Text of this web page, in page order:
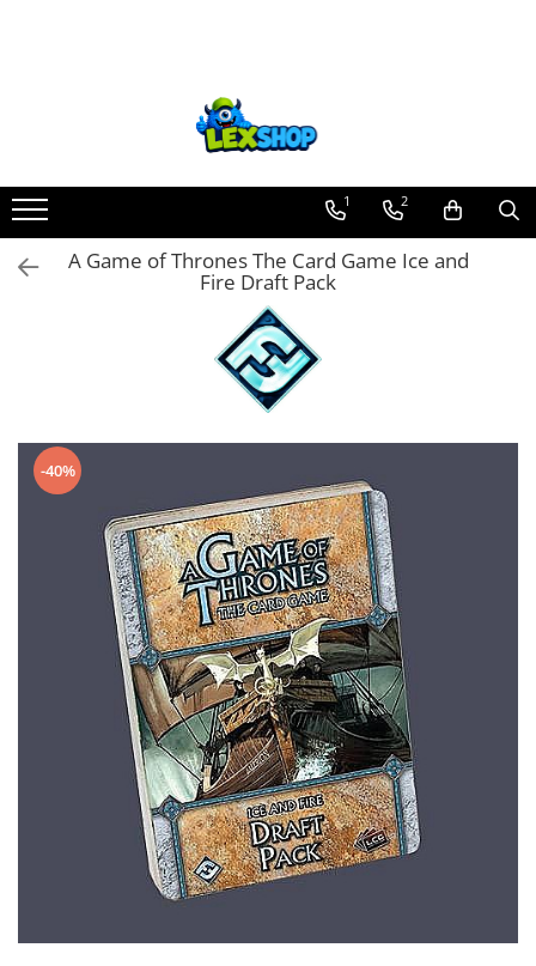
Board Games
Extensii boardgames
Card Games (jocuri cu carti)
Jocuri pentru toata familia
Party Games (jocuri de petrecere)
Smart Games
Puzzle-uri logice
Jocuri cu miniaturi
Final Girl - solo game
Miniaturi Arkham Horror
Miniaturi HEROCLIX
Accesorii pentru boardgames
Protectii carti (Sleeves)
Deck Boxes/Cutii pentru carti
Portofolii/ Clasoare pentru carti
The Army Painter
Zaruri
1 2
A Game of Thrones The Card Game Ice and
Fire Draft Pack
-40%